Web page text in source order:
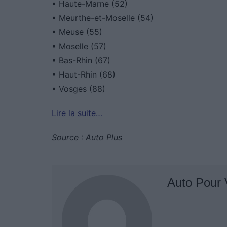
• Haute-Marne (52)
• Meurthe-et-Moselle (54)
• Meuse (55)
• Moselle (57)
• Bas-Rhin (67)
• Haut-Rhin (68)
• Vosges (88)
Lire la suite…
Source : Auto Plus
Auto Pour